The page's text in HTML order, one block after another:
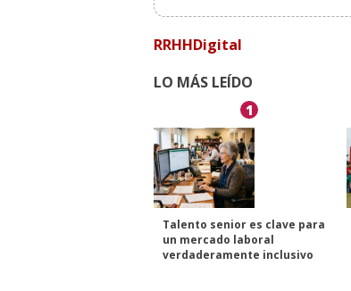
RRHHDigital
LO MÁS LEÍDO
1
Talento senior es clave para
un mercado laboral
verdaderamente inclusivo